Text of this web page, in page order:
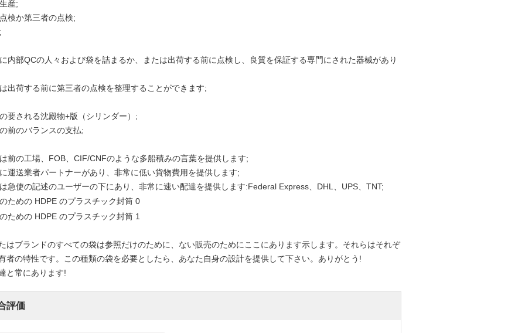
産;
検か第三者の点検;
内部QCの人々および袋を詰まるか、または出荷する前に点検し、良質を保証する専門にされた器械があり
出荷する前に第三者の点検を整理することができます;
要される沈殿物+版（シリンダー）;
前のバランスの支払;
前の工場、FOB、CIF/CNFのような多船積みの言葉を提供します;
運送業者パートナーがあり、非常に低い貨物費用を提供します;
急使の記述のユーザーの下にあり、非常に速い配達を提供します:Federal Express、DHL、UPS、TNT;
はブランドのすべての袋は参照だけのために、ない販売のためにここにあります示します。それらはそれぞ
者の特性です。この種類の袋を必要としたら、あなた自身の設計を提供して下さい。ありがとう!
と常にあります!
評価